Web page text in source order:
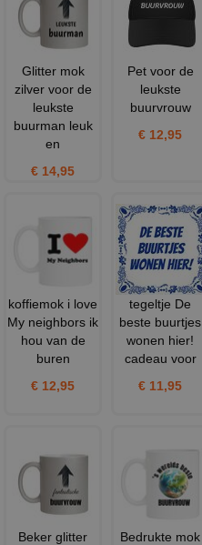
Glitter mok
zilver voor de
leukste
buurman leuk
en
€ 14,95
Pet voor de
leukste
buurvrouw
€ 12,95
koffiemok i love
My neighbors ik
hou van de
buren
€ 12,95
tegeltje De
beste buurtjes
wonen hier!
cadeau voor
€ 11,95
Beker glitter
Bedrukte mok